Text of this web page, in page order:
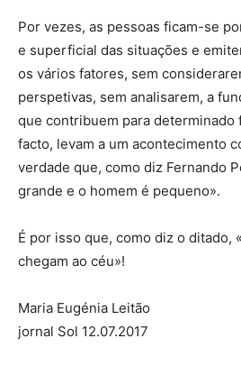
Por vezes, as pessoas ficam-se
e superficial das situações e
os vários fatores, sem
perspetivas, sem analisarem, a
que contribuem para determinado
facto, levam a um acontecimento
verdade que, como diz Fernando
grande e o homem é pequeno».
É por isso que, como diz o ditado,
chegam ao céu»!
Maria Eugénia Leitão
jornal Sol 12.07.2017